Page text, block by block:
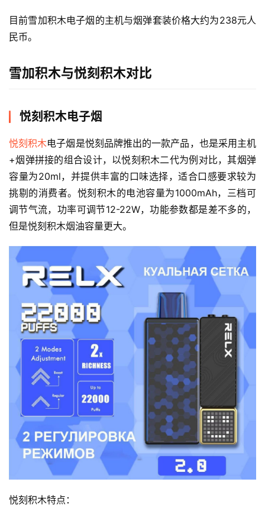
目前雪加积木电子烟的主机与烟弹套装价格大约为238元人
民币。
雪加积木与悦刻积木对比
悦刻积木电子烟
悦刻积木电子烟是悦刻品牌推出的一款产品，也是采用主机
+烟弹拼接的组合设计，以悦刻积木二代为例对比，其烟弹
容量为20ml，并提供丰富的口味选择，适合口感要求较为
挑剔的消费者。悦刻积木的电池容量为1000mAh，三档可
调节气流，功率可调节12-22W，功能参数都是差不多的，
但是悦刻积木烟油容量更大。
悦刻积木特点：